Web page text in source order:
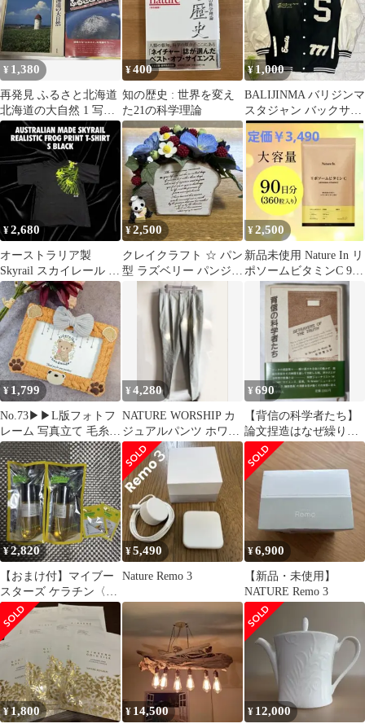
¥ 1,380
再発見 ふるさと北海道
北海道の大自然 1 写真
集 希少 2冊セット当時
物 古書
¥400
知の歴史 : 世界を変え
た21の科学理論
¥1,000
BALIJINMA バリジンマ
スタジャン バックサガ
ラ刺繍 777 Y2K L
¥2,680
オーストラリア製
Skyrail スカイレール リ
アルカエルプリントT
シャツ S黒
¥2,500
クレイクラフト ☆ パン
型 ラズベリー パンジー
のアレンジ ➕ パンダ置
¥2,500
新品未使用 Nature In リ
ポソームビタミンC 90
日分 360粒
¥ 1,799
No.73▶▶L版フォトフ
レーム 写真立て 毛糸デ
コ トレカケース
¥4,280
NATURE WORSHIP カ
ジュアルパンツ ホワイ
トグレー 無地 チノパン
①
¥690
【背信の科学者たち】
論文捏造はなぜ繰り返
されるのか? W. B.N.
Wade著
¥2,820
【おまけ付】マイブー
スターズ ケラチン〈ブ
ースターミスト〉90ml2
本
¥5,490
Nature Remo 3
¥6,900
【新品・未使用】
NATURE Remo 3
¥1,800 ¥ 14,500 ¥ 12,000